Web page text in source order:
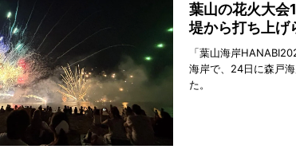
葉山の花火大
堤から打ち上げ
「葉山海岸
海岸で、24日に森戸
た。